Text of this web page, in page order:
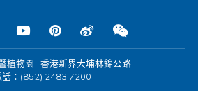
植物園 香港新界大埔林錦公路
話：(852) 2483 7200